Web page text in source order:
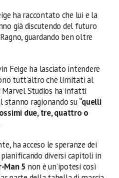
ha raccontato che lui e la
già discutendo del futuro
guardando ben oltre
Feige ha lasciato intendere
tutt’altro che limitati al
Studios ha infatti
stanno ragionando su“quelli
due, tre, quattro o
ha acceso le speranze dei
diversi capitoli in
Man 5 non è un’ipotesi così